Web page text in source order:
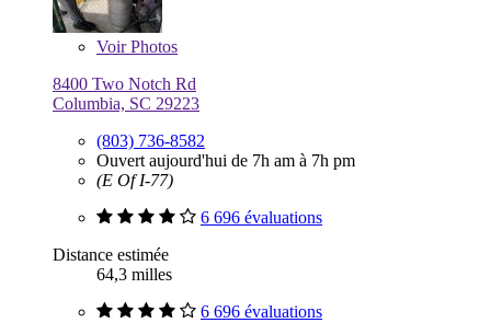
VoirPhotos
8400 Two Notch Rd
Columbia, SC 29223
(803) 736-8582
Ouvert aujourd'hui de 7h am à 7h pm
(E Of I-77)
6 696 évaluations
Distance estimée
64,3 milles
6 696 évaluations